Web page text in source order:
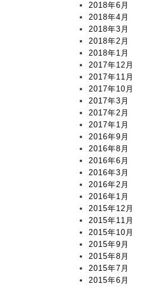
2018年6月
2018年4月
2018年3月
2018年2月
2018年1月
2017年12月
2017年11月
2017年10月
2017年3月
2017年2月
2017年1月
2016年9月
2016年8月
2016年6月
2016年3月
2016年2月
2016年1月
2015年12月
2015年11月
2015年10月
2015年9月
2015年8月
2015年7月
2015年6月